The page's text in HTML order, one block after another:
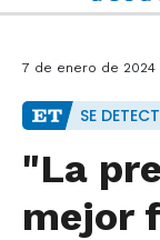
7 de enero de 2024
SE
"La
mejor